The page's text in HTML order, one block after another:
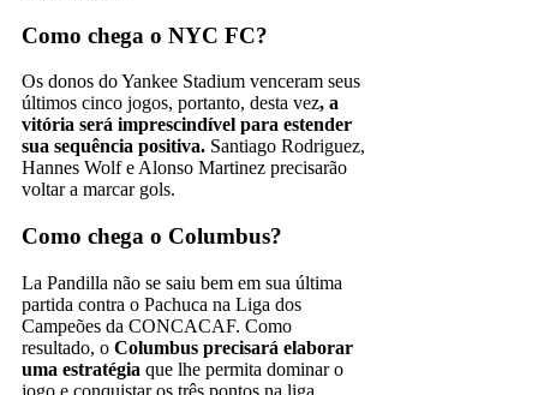
Como chega o NYC FC?
Os donos do Yankee Stadium venceram seus
últimos cinco jogos, portanto, desta vez, a
vitória será imprescindível para estender
sua sequência positiva. Santiago Rodriguez,
Hannes Wolf e Alonso Martinez precisarão
voltar a marcar gols.
Como chega o Columbus?
La Pandilla não se saiu bem em sua última
partida contra o Pachuca na Liga dos
Campeões da CONCACAF. Como
resultado, o Columbus precisará elaborar
uma estratégia que lhe permita dominar o
jogo e conquistar os três pontos na liga.